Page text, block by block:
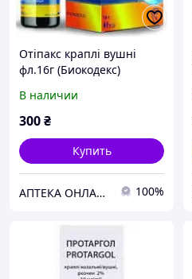
Отіпакс краплі вушні
фл.16г (Биокодекс)
В наличии
300₴
Купить
АПТЕКА ОНЛАЙН ТЕХМЕДСЕРВІС 100%